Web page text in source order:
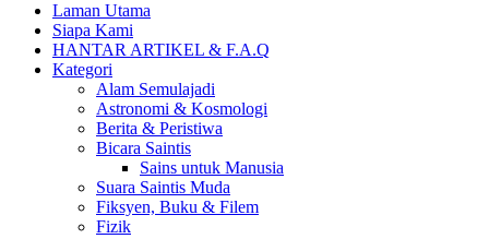
Laman Utama
Siapa Kami
HANTAR ARTIKEL & F.A.Q
Kategori
Alam Semulajadi
Astronomi & Kosmologi
Berita & Peristiwa
Bicara Saintis
Sains untuk Manusia
Suara Saintis Muda
Fiksyen, Buku & Filem
Fizik